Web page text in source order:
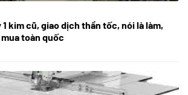
1 kim cũ, giao dịch thần tốc, nói là làm,
toàn quốc